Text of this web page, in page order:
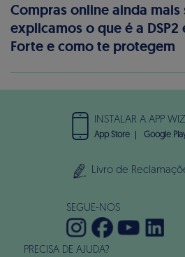
Compras online ainda mais
explicamos o que é a
Forte e como te protegem
PRECISA DE AJUDA?
INSTALAR A APP
App Store Google
Livro de
SEGUE-NOS